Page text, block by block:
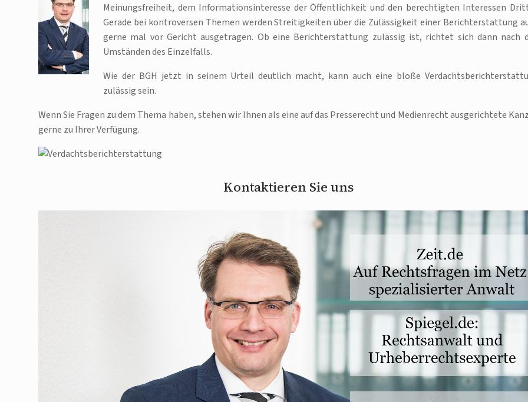
Meinungsfreiheit, dem Informationsinteresse der Öffentlichkeit und den berechtigten Interessen
Gerade bei kontroversen Themen werden Streitigkeiten über die Zulässigkeit einer Berichterstattung
gerne mal vor Gericht ausgetragen. Ob eine Berichterstattung zulässig ist, richtet sich dann nach
Umständen des Einzelfalls.
Wie der BGH jetzt in seinem Urteil deutlich macht, kann auch eine bloße
zulässig sein.
Wenn Sie Fragen zu dem Thema haben, stehen wir Ihnen als eine auf das Presserecht und Medienrecht ausgerichtete
gerne zu Ihrer Verfügung.
Kontaktieren Sie uns